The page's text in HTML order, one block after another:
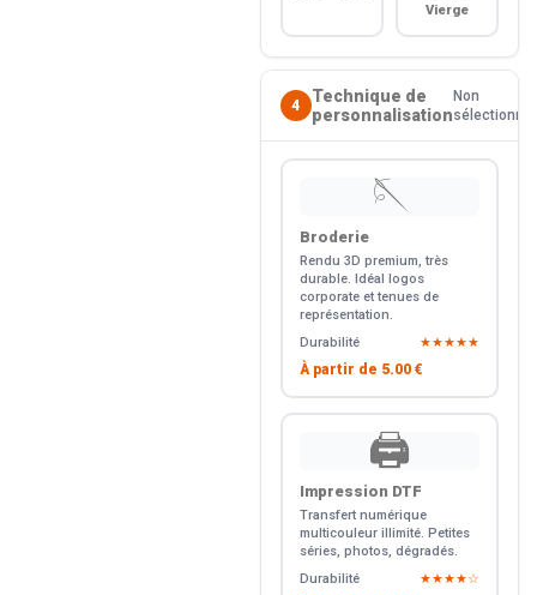
Vierge
4
Technique de
personnalisation
Non
sélectionné
🪡
Broderie
Rendu 3D premium, très
durable. Idéal logos
corporate et tenues de
représentation.
Durabilité
★★★★★
À partir de 5.00 €
🖨️
Impression DTF
Transfert numérique
multicouleur illimité. Petites
séries, photos, dégradés.
Durabilité
★★★★☆